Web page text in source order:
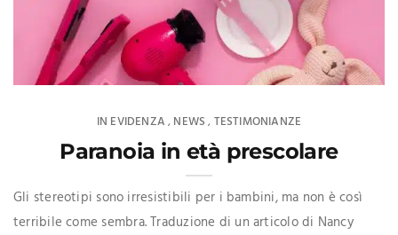
IN EVIDENZA , NEWS , TESTIMONIANZE
Paranoia in età prescolare
Gli stereotipi sono irresistibili per i bambini, ma non è così
terribile come sembra. Traduzione di un articolo di Nancy